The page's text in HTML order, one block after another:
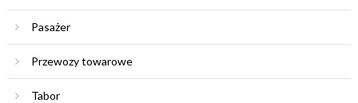
Pasażer
Przewozy towarowe
Tabor